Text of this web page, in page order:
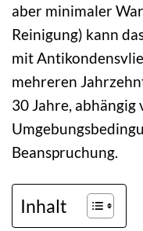
aber minimaler
Reinigung) kann
mit
mehreren
30 Jahre, abhängig
Beanspruchung.
Inhalt